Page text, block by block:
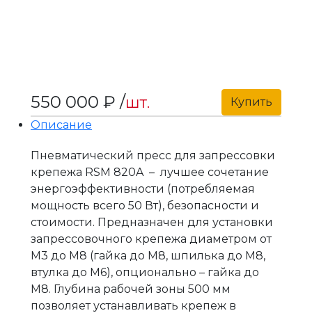
550 000 ₽ /шт.
Купить
Описание
Пневматический пресс для запрессовки
крепежа RSM 820A – лучшее сочетание
энергоэффективности (потребляемая
мощность всего 50 Вт), безопасности и
стоимости. Предназначен для установки
запрессовочного крепежа диаметром от
М3 до М8 (гайка до М8, шпилька до М8,
втулка до М6), опционально – гайка до
М8. Глубина рабочей зоны 500 мм
позволяет устанавливать крепеж в